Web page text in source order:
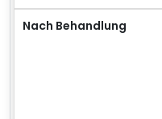
Nach Behandlung